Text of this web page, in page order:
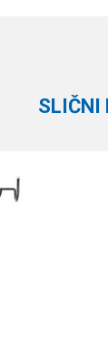
1 :
SLIČNI